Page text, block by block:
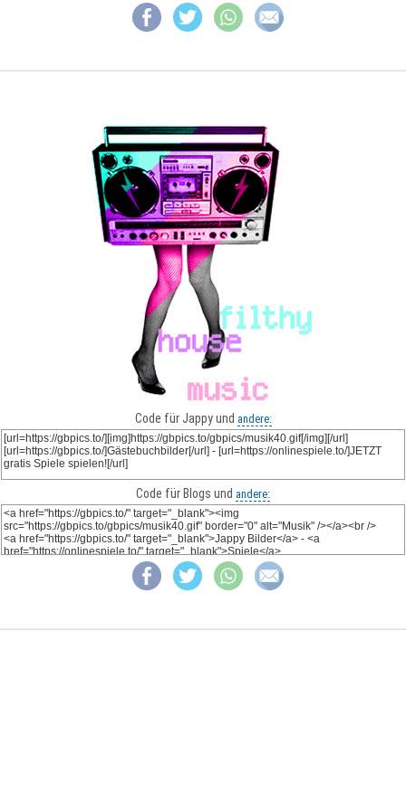
Code für Jappy und andere:
Code für Blogs und andere: